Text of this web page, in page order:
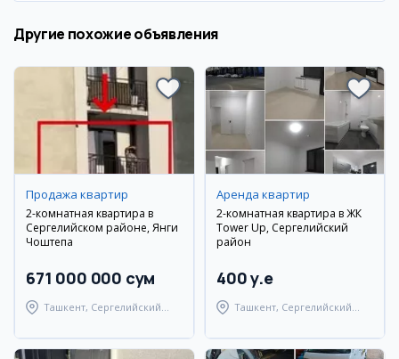
Другие похожие объявления
Продажа квартир
2-комнатная квартира в
Сергелийском районе, Янги
Чоштепа
671 000 000 сум
Ташкент, Сергелийский
Аренда квартир
2-комнатная квартира в ЖК
Tower Up, Сергелийский
район
400 y.e
Ташкент, Сергелийский